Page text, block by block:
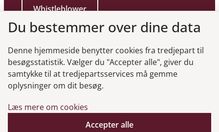
Whistleblower
Genveje
Gå til virksomhedsregisteret
Gå til selskabsmeddelelser
Du bestemmer over dine data
Denne hjemmeside benytter cookies fra tredjepart til
besøgsstatistik. Vælger du "Accepter alle", giver du
samtykke til at tredjepartsservices må gemme
oplysninger om dit besøg.
Læs mere om cookies
Accepter alle